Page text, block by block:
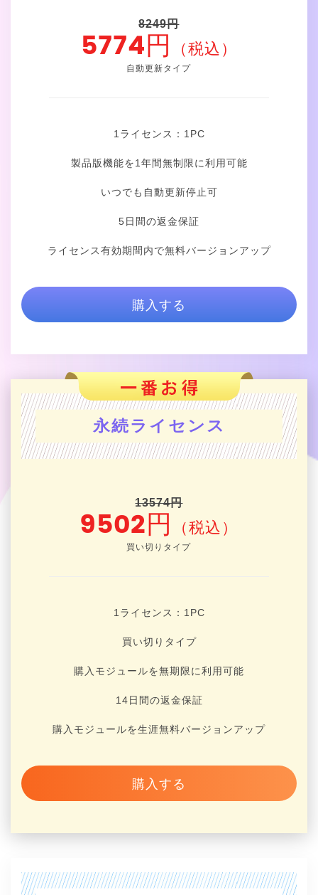
8249円
5774円 （税込）
自動更新タイプ
1ライセンス：1PC
製品版機能を1年間無制限に利用可能
いつでも自動更新停止可
5日間の返金保証
ライセンス有効期間内で無料バージョンアップ
購入する
永続ライセンス
13574円
9502円 （税込）
買い切りタイプ
1ライセンス：1PC
買い切りタイプ
購入モジュールを無期限に利用可能
14日間の返金保証
購入モジュールを生涯無料バージョンアップ
購入する